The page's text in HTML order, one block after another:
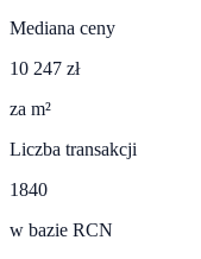
Mediana ceny
10 247 zł
za m²
Liczba transakcji
1840
w bazie RCN